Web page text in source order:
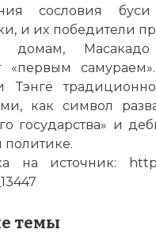
сословия
и их победители
домам,
«первым
Тэнгё традиционно
как символ
государства» и
политике.
на источник:
темы